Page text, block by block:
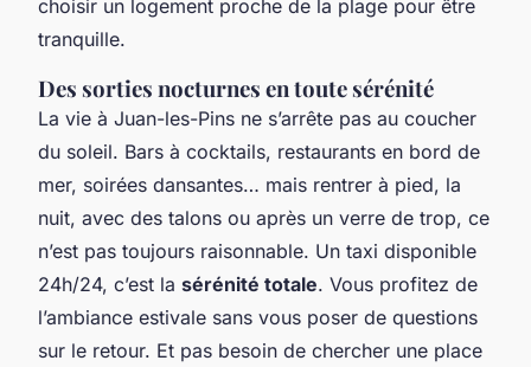
choisir un logement proche de la plage pour être
tranquille.
Des sorties nocturnes en toute sérénité
La vie à Juan-les-Pins ne s’arrête pas au coucher
du soleil. Bars à cocktails, restaurants en bord de
mer, soirées dansantes… mais rentrer à pied, la
nuit, avec des talons ou après un verre de trop, ce
n’est pas toujours raisonnable. Un taxi disponible
24h/24, c’est la sérénité totale. Vous profitez de
l’ambiance estivale sans vous poser de questions
sur le retour. Et pas besoin de chercher une place